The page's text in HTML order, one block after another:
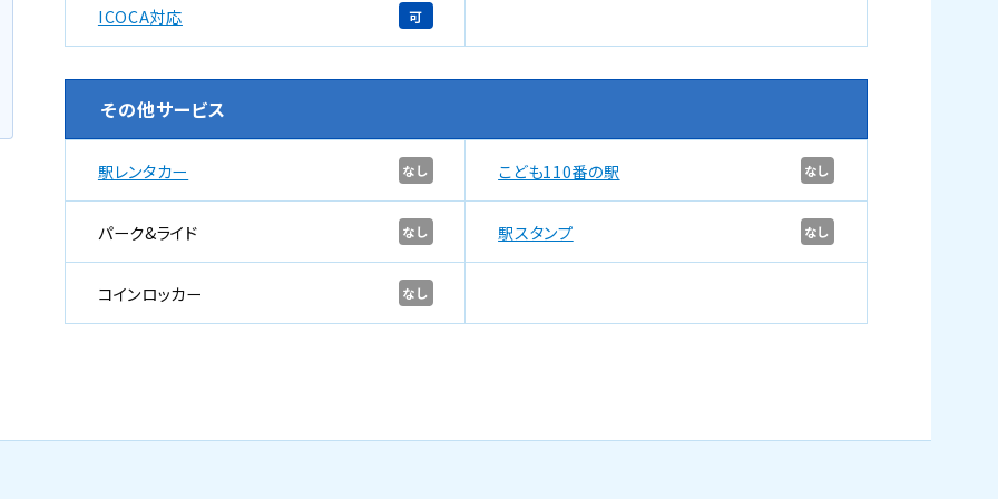
ICOCA対応 可
その他サービス
駅レンタカー なし こども110番の駅 なし
パーク&ライド なし 駅スタンプ なし
コインロッカー なし